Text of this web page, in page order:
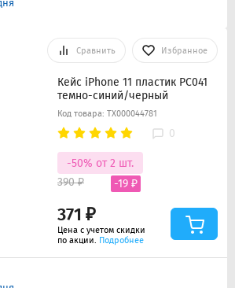
Сравнить Избранное
Кейс iPhone 11 пластик PC041
темно-синий/черный
Код товара: ТХ000044781
0
-50% от 2 шт.
371 ₽
390 ₽ -19 ₽
Цена с учетом скидки
по акции. Подробнее